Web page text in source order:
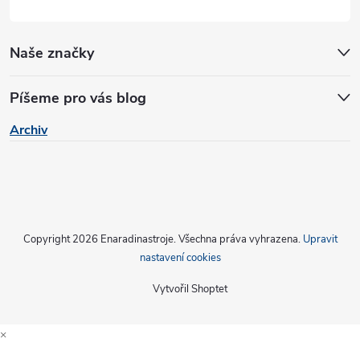
Naše značky
Píšeme pro vás blog
Archiv
Vytvořil Shoptet
Copyright 2026 Enaradinastroje. Všechna práva vyhrazena. Upravit
nastavení cookies
×